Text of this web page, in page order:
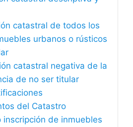
catastral de todos los
urbanos o rústicos
catastral negativa de la
de no ser titular
del Catastro
inscripción de inmuebles